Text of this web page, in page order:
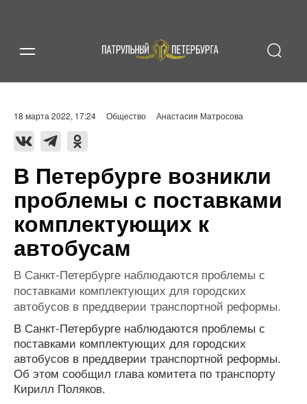
18 марта 2022, 17:24 Общество Анастасия Матросова
В Петербурге возникли
проблемы с поставками
комплектующих к
автобусам
В Санкт-Петербурге наблюдаются проблемы с
поставками комплектующих для городских
автобусов в преддверии транспортной реформы.
В Санкт-Петербурге наблюдаются проблемы с
поставками комплектующих для городских
автобусов в преддверии транспортной реформы.
Об этом сообщил глава комитета по транспорту
Кирилл Поляков.